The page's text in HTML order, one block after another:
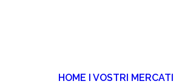
HOME I VOSTRI MERCATI